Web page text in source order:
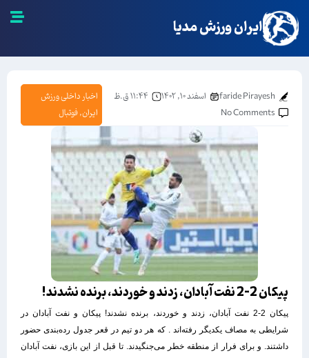
ایران ورزش مدیا
faride Pirayesh اسفند ۱۰, ۱۴۰۲
۱۱:۴۴ ق.ظ
No Comments
اخبار داخلی ورزش
ایران,فوتبال
پیکان 2-2 نفت آبادان، زدند و خوردند، برنده نشدند!
پیکان 2-2 نفت آبادان، زدند و خوردند، برنده نشدند! پیکان و نفت آبادان در
شرایطی به مصاف یکدیگر رفته‌اند . که هر دو تیم در قعر جدول رده‌بندی حضور
داشتند. و برای فرار از منطقه خطر می‌جنگیدند. تا قبل از این بازی، نفت آبادان